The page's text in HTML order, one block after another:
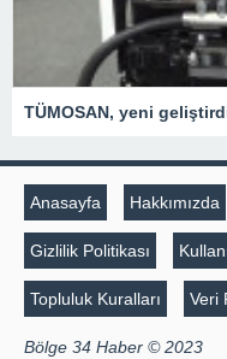
Anasayfa Hakkımızda
Gizlilik Politikası
Topluluk Kuralları Veri
Bölge 34 Haber © 2023